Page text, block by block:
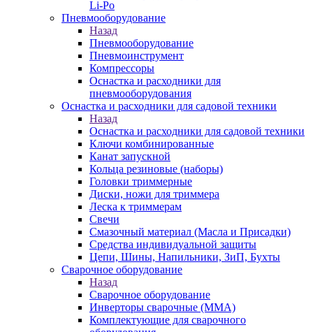
Li-Po
Пневмооборудование
Назад
Пневмооборудование
Пневмоинструмент
Компрессоры
Оснастка и расходники для
пневмооборудования
Оснастка и расходники для садовой техники
Назад
Оснастка и расходники для садовой техники
Ключи комбинированные
Канат запускной
Кольца резиновые (наборы)
Головки триммерные
Диски, ножи для триммера
Леска к триммерам
Свечи
Смазочный материал (Масла и Присадки)
Средства индивидуальной защиты
Цепи, Шины, Напильники, ЗиП, Бухты
Сварочное оборудование
Назад
Сварочное оборудование
Инверторы сварочные (ММА)
Комплектующие для сварочного